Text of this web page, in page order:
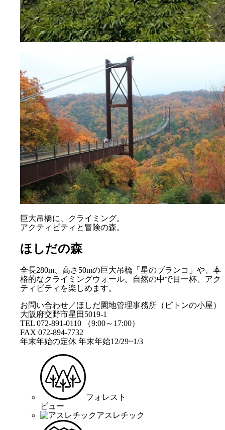
巨大吊橋に、クライミング。
アクティビティと冒険の森。
ほしだの森
全長280m、高さ50mの巨大吊橋「星のブランコ」や、本
格的なクライミングウォール。自然の中で目一杯、アク
ティビティを楽しめます。
お問い合わせ／ほしだ園地管理事務所（ピトンの小屋）
大阪府交野市星田5019-1
TEL 072-891-0110 （9:00～17:00）
FAX 072-894-7732
年末年始の定休 年末年始12/29~1/3
フォレスト
ビュー
アスレチック